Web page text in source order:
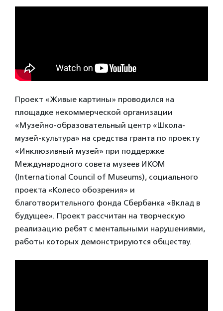
Проект «Живые картины» проводился на
площадке некоммерческой организации
«Музейно-образовательный центр «Школа-
музей-культура» на средства гранта по проекту
«Инклюзивный музей» при поддержке
Международного совета музеев ИКОМ
(International Council of Museums), социального
проекта «Колесо обозрения» и
благотворительного фонда Сбербанка «Вклад в
будущее». Проект рассчитан на творческую
реализацию ребят с ментальными нарушениями,
работы которых демонстрируются обществу.